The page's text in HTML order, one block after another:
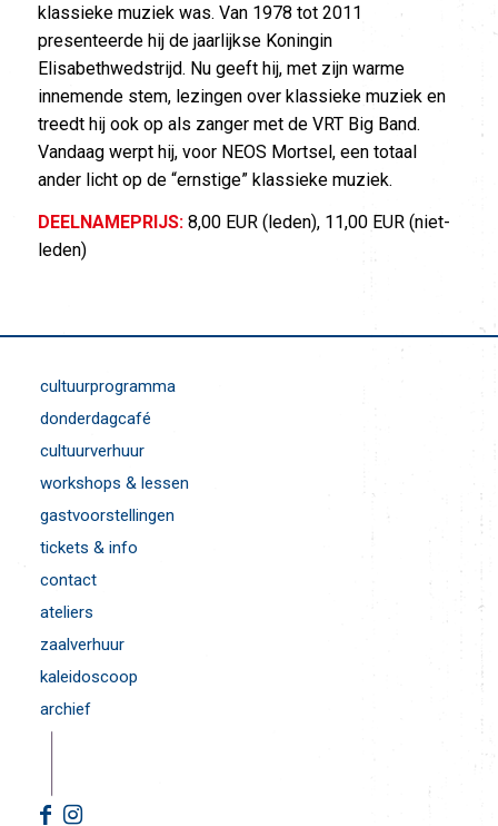
klassieke muziek was. Van 1978 tot 2011
presenteerde hij de jaarlijkse Koningin
Elisabethwedstrijd. Nu geeft hij, met zijn warme
innemende stem, lezingen over klassieke muziek en
treedt hij ook op als zanger met de VRT Big Band.
Vandaag werpt hij, voor NEOS Mortsel, een totaal
ander licht op de “ernstige” klassieke muziek.
DEELNAMEPRIJS:8,00 EUR (leden), 11,00 EUR (niet-
leden)
cultuurprogramma
donderdagcafé
cultuurverhuur
workshops & lessen
gastvoorstellingen
tickets & info
contact
ateliers
zaalverhuur
kaleidoscoop
archief